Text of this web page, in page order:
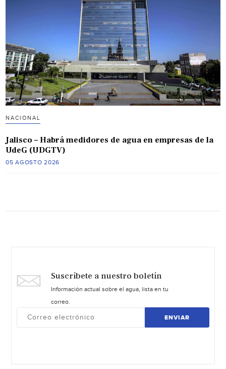
NACIONAL
Jalisco – Habrá medidores de agua en empresas de la
UdeG (UDGTV)
05 AGOSTO 2026
Suscríbete a nuestro boletín
Información actual sobre el agua, lista en tu
correo.
ENVIAR